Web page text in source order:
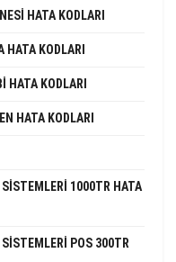
HATA KODLARI
KODLARI
HATA KODLARI
HATA KODLARI
SISTEMLERI 1000TR HATA
POS 300TR